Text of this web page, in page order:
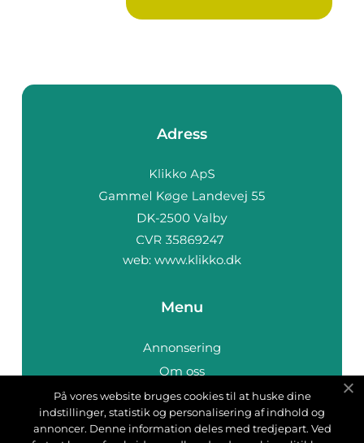
Adress
web: www.klikko.dk
Menu
Annonsering
Om oss
Cookies
Kontakta oss
På vores website bruges cookies til at huske dine
indstillinger, statistik og personalisering af indhold og
annoncer. Denne information deles med tredjepart. Ved